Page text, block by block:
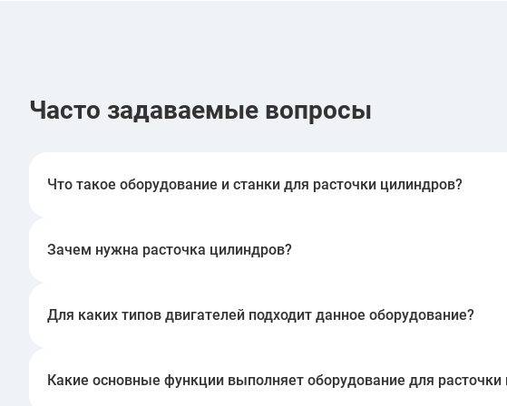
Часто задаваемые вопросы
Что такое оборудование и станки для расточки цилиндров?
Зачем нужна расточка цилиндров?
Для каких типов двигателей подходит данное оборудование?
Какие основные функции выполняет оборудование для расточки